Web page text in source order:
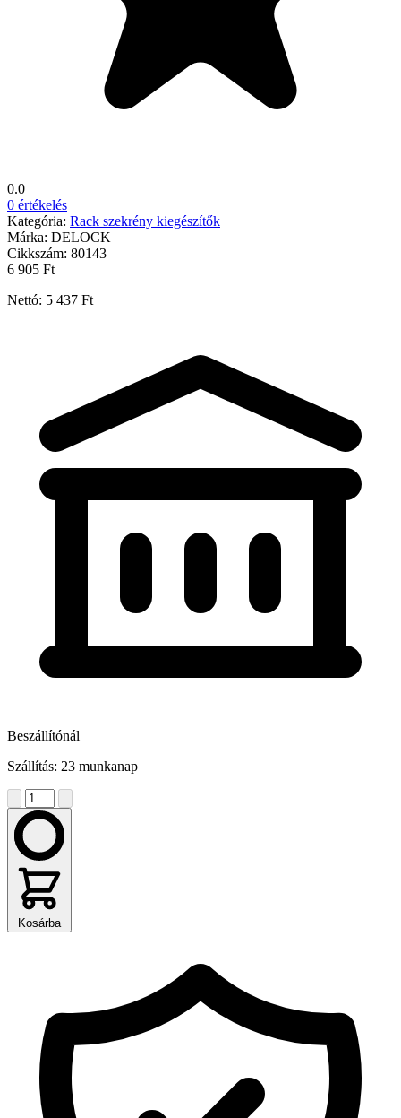
0.0
0 értékelés
Kategória: Rack szekrény kiegészítők
Márka: DELOCK
Cikkszám: 80143
6 905 Ft
Nettó: 5 437 Ft
Beszállítónál
Szállítás: 23 munkanap
Kosárba